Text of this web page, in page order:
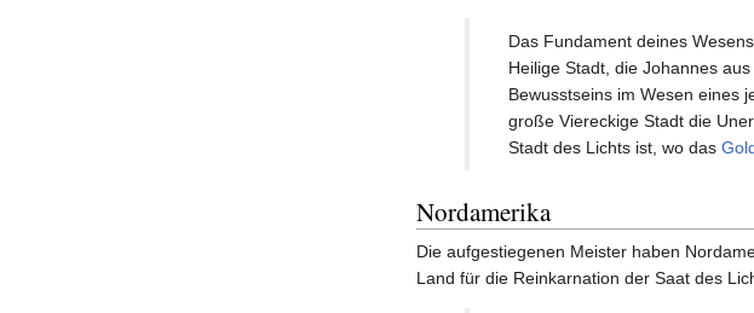
Das Fundament deines
Heilige Stadt, die Johannes
Bewusstseins im Wesen eines
große Viereckige Stadt die
Stadt des Lichts ist, wo das
Nordamerika
Die aufgestiegenen Meister haben
Land für die Reinkarnation der Saat des